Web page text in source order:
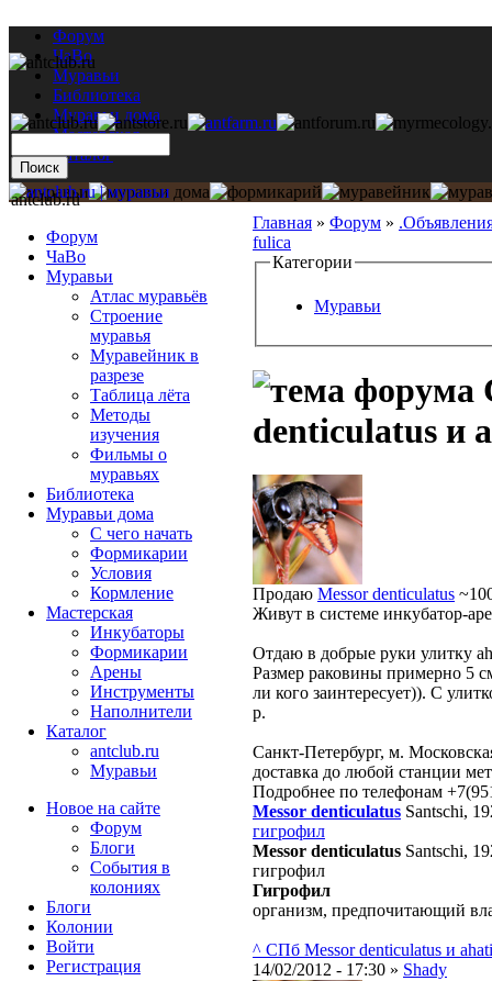
Форум
ЧаВо
Муравьи
Библиотека
Муравьи дома
Мастерская
Каталог
Главная » Форум »
fulica
Категории
Муравьи
denticulatus и
Продаю Messor denticulatus
Живут в системе инкубатор-
Отдаю в добрые руки улитку
Размер раковины примерно 5
ли кого заинтересует)). С
р.
Санкт-Петербург, м.
доставка до любой станции
Подробнее по телефонам
Messor denticulatus Santschi,
гигрофил
Messor denticulatus Santschi,
гигрофил
Гигрофил
организм, предпочитающий
^ СПб Messor denticulatus и
14/02/2012 - 17:30 » Shady
antclub.ru
Форум
ЧаВо
Муравьи
Атлас муравьёв
Строение
муравья
Муравейник в
разрезе
Таблица лёта
Методы
изучения
Фильмы о
муравьях
Библиотека
Муравьи дома
С чего начать
Формикарии
Условия
Кормление
Мастерская
Инкубаторы
Формикарии
Арены
Инструменты
Наполнители
Каталог
antclub.ru
Муравьи
Новое на сайте
Форум
Блоги
События в
колониях
Блоги
Колонии
Войти
Peгиcтpaция